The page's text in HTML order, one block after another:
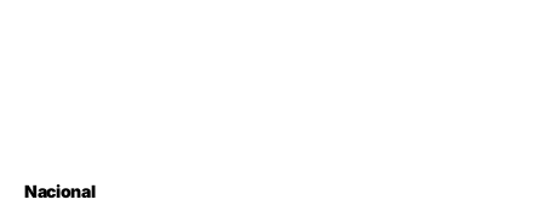
Nacional